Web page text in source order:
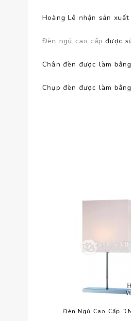
Hoàng Lê nhận sản
Đèn ngủ cao cấp được
Chân đèn được làm
Chụp đèn được làm
Đèn Ngủ Cao Cấp